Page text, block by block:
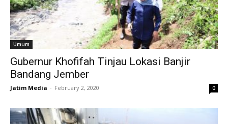
Umum
Gubernur Khofifah Tinjau Lokasi Banjir
Bandang Jember
Jatim Media - February 2, 2020 0